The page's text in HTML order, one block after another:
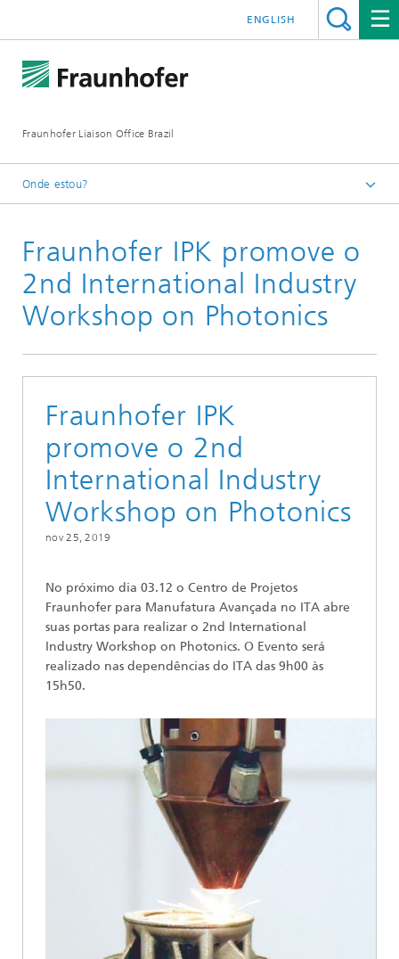
Fraunhofer Liaison Office Brazil
ENGLISH
Onde estou?
Novidades/Eventos
Notícias anteriores
Fraunhofer IPK promove o
2nd International Industry
Workshop on Photonics
Fraunhofer IPK
promove o 2nd
International Industry
Workshop on Photonics
nov 25, 2019
No próximo dia 03.12 o Centro de Projetos
Fraunhofer para Manufatura Avançada no ITA abre
suas portas para realizar o 2nd International
Industry Workshop on Photonics. O Evento será
realizado nas dependências do ITA das 9h00 às
15h50.